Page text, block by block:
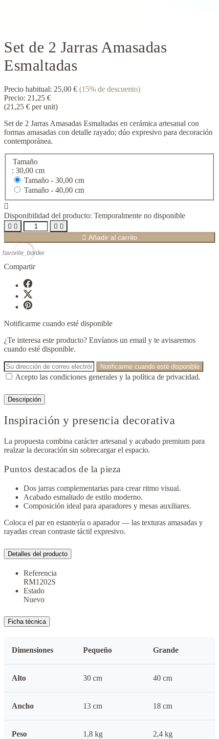
Set de 2 Jarras Amasadas
Esmaltadas
Precio habitual: 25,00 € (15% de descuento)
Precio: 21,25 €
(21,25 € per unit)
Set de 2 Jarras Amasadas Esmaltadas en cerámica artesanal con
formas amasadas con detalle rayado; dúo expresivo para decoración
contemporánea.
Tamaño
: 30,00 cm
Tamaño - 30,00 cm
Tamaño - 40,00 cm

Disponibilidad del producto: Temporalmente no disponible
   
 Añadir al carrito
favorite_border
Compartir
Notificarme cuando esté disponible
¿Te interesa este producto? Envíanos un email y te avisaremos
cuando esté disponible.
Notificarme cuando esté disponible
Acepto las condiciones generales y la política de privacidad.
Descripción
Inspiración y presencia decorativa
La propuesta combina carácter artesanal y acabado premium para
realzar la decoración sin sobrecargar el espacio.
Puntos destacados de la pieza
Dos jarras complementarias para crear ritmo visual.
Acabado esmaltado de estilo moderno.
Composición ideal para aparadores y mesas auxiliares.
Coloca el par en estantería o aparador — las texturas amasadas y
rayadas crean contraste táctil expresivo.
Detalles del producto
Referencia
RM1202S
Estado
Nuevo
Ficha técnica
Dimensiones Pequeño Grande
Alto 30 cm 40 cm
Ancho 13 cm 18 cm
Peso 1,8 kg 2,4 kg